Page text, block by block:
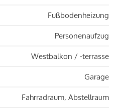
Fußbodenheizung
Personenaufzug
Westbalkon / -terrasse
Garage
Fahrradraum, Abstellraum